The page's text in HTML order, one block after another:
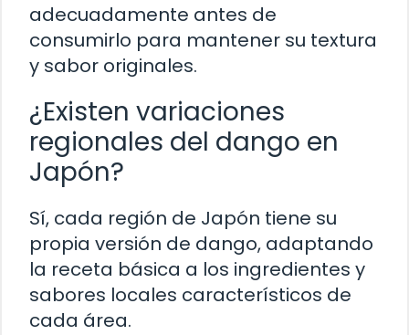
adecuadamente antes de
consumirlo para mantener su textura
y sabor originales.
¿Existen variaciones
regionales del dango en
Japón?
Sí, cada región de Japón tiene su
propia versión de dango, adaptando
la receta básica a los ingredientes y
sabores locales característicos de
cada área.